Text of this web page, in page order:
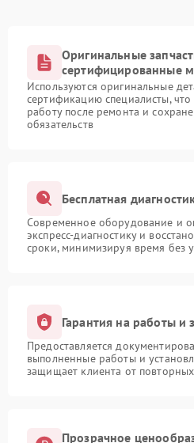
Оригинальные
сертифицированные
Используются оригинальные
сертификацию специалисты,
работу после ремонта и
обязательств
Бесплатная
Современное оборудование и
экспресс-диагностику и
сроки, минимизируя время без
Гарантия на работы и
Предоставляется
выполненные работы и
защищает клиента от
Прозрачное